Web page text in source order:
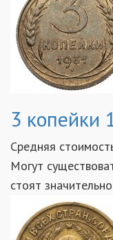
3 копейки
Средняя
Могут
стоят